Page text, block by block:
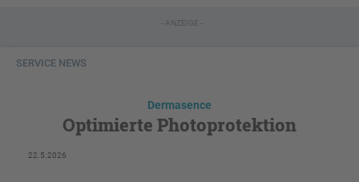
- ANZEIGE -
SERVICE NEWS
Dermasence
Optimierte Photoprotektion
22.5.2026